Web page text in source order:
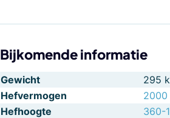
Bijkomende informatie
Gewicht
295
Hefvermogen
2000
Hefhoogte
360-